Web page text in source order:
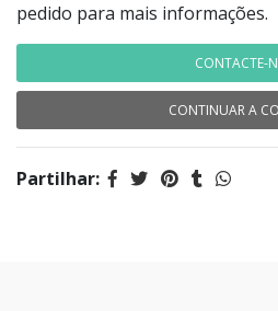
pedido para mais informações.
CONTACTE-
CONTINUAR A
Partilhar: